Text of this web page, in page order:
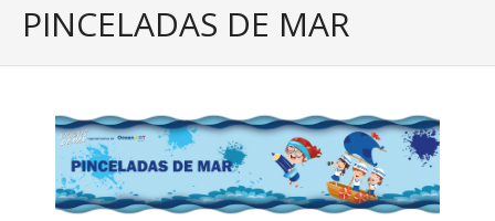
PINCELADAS DE MAR